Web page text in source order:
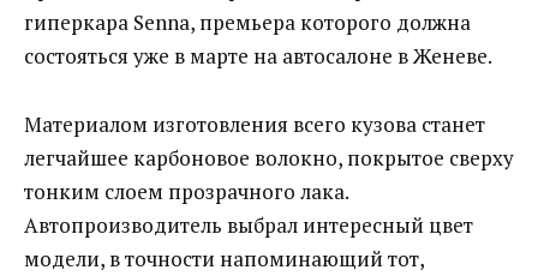
гиперкара Senna, премьера которого должна
состояться уже в марте на автосалоне в Женеве.
Материалом изготовления всего кузова станет
легчайшее карбоновое волокно, покрытое сверху
тонким слоем прозрачного лака.
Автопроизводитель выбрал интересный цвет
модели, в точности напоминающий тот,